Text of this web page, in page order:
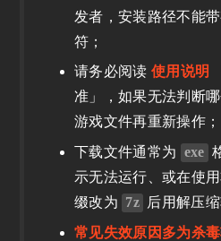
发者，安装路径不能
符；
请务必阅读 使用说明
准」，如果无法判断
游戏文件再重新操作；
下载文件通常为 exe
示无法运行、或在使
缀改为 7z 后用解压
常见失效原因多为杀